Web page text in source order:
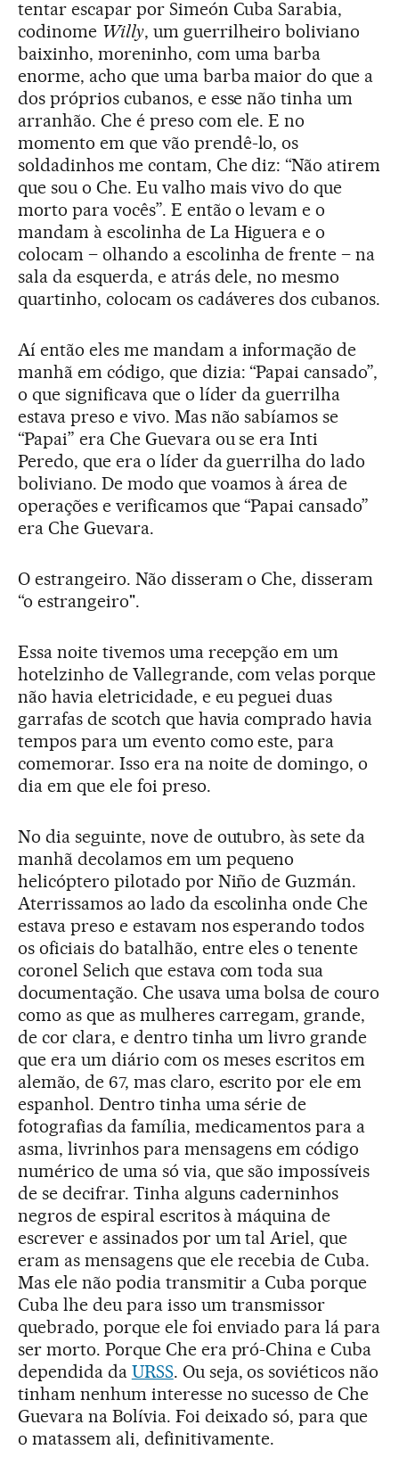
tentar escapar por Simeón Cuba Sarabia,
codinome Willy, um guerrilheiro boliviano
baixinho, moreninho, com uma barba
enorme, acho que uma barba maior do que a
dos próprios cubanos, e esse não tinha um
arranhão. Che é preso com ele. E no
momento em que vão prendê-lo, os
soldadinhos me contam, Che diz: “Não atirem
que sou o Che. Eu valho mais vivo do que
morto para vocês”. E então o levam e o
mandam à escolinha de La Higuera e o
colocam – olhando a escolinha de frente – na
sala da esquerda, e atrás dele, no mesmo
quartinho, colocam os cadáveres dos cubanos.
Aí então eles me mandam a informação de
manhã em código, que dizia: “Papai cansado”,
o que significava que o líder da guerrilha
estava preso e vivo. Mas não sabíamos se
“Papai” era Che Guevara ou se era Inti
Peredo, que era o líder da guerrilha do lado
boliviano. De modo que voamos à área de
operações e verificamos que “Papai cansado”
era Che Guevara.
O estrangeiro. Não disseram o Che, disseram
“o estrangeiro".
Essa noite tivemos uma recepção em um
hotelzinho de Vallegrande, com velas porque
não havia eletricidade, e eu peguei duas
garrafas de scotch que havia comprado havia
tempos para um evento como este, para
comemorar. Isso era na noite de domingo, o
dia em que ele foi preso.
No dia seguinte, nove de outubro, às sete da
manhã decolamos em um pequeno
helicóptero pilotado por Niño de Guzmán.
Aterrissamos ao lado da escolinha onde Che
estava preso e estavam nos esperando todos
os oficiais do batalhão, entre eles o tenente
coronel Selich que estava com toda sua
documentação. Che usava uma bolsa de couro
como as que as mulheres carregam, grande,
de cor clara, e dentro tinha um livro grande
que era um diário com os meses escritos em
alemão, de 67, mas claro, escrito por ele em
espanhol. Dentro tinha uma série de
fotografias da família, medicamentos para a
asma, livrinhos para mensagens em código
numérico de uma só via, que são impossíveis
de se decifrar. Tinha alguns caderninhos
negros de espiral escritos à máquina de
escrever e assinados por um tal Ariel, que
eram as mensagens que ele recebia de Cuba.
Mas ele não podia transmitir a Cuba porque
Cuba lhe deu para isso um transmissor
quebrado, porque ele foi enviado para lá para
ser morto. Porque Che era pró-China e Cuba
dependida da URSS. Ou seja, os soviéticos não
tinham nenhum interesse no sucesso de Che
Guevara na Bolívia. Foi deixado só, para que
o matassem ali, definitivamente.